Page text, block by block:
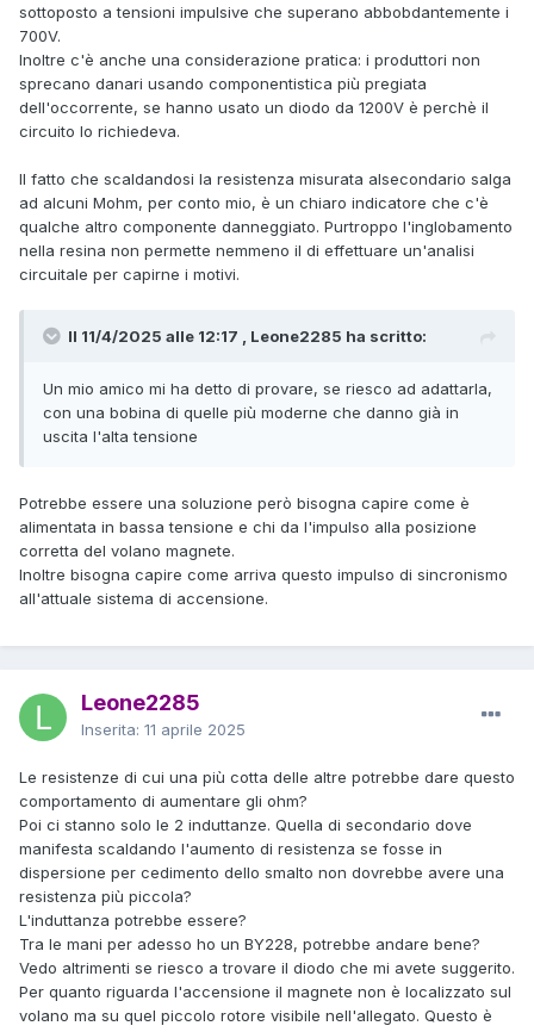
sottoposto a tensioni impulsive che superano abbobdantemente i
700V.
Inoltre c'è anche una considerazione pratica: i produttori non
sprecano danari usando componentistica più pregiata
dell'occorrente, se hanno usato un diodo da 1200V è perchè il
circuito lo richiedeva.
Il fatto che scaldandosi la resistenza misurata alsecondario salga
ad alcuni Mohm, per conto mio, è un chiaro indicatore che c'è
qualche altro componente danneggiato. Purtroppo l'inglobamento
nella resina non permette nemmeno il di effettuare un'analisi
circuitale per capirne i motivi.
Il 11/4/2025 alle 12:17 , Leone2285 ha scritto:
Un mio amico mi ha detto di provare, se riesco ad adattarla,
con una bobina di quelle più moderne che danno già in
uscita l'alta tensione
Potrebbe essere una soluzione però bisogna capire come è
alimentata in bassa tensione e chi da l'impulso alla posizione
corretta del volano magnete.
Inoltre bisogna capire come arriva questo impulso di sincronismo
all'attuale sistema di accensione.
Leone2285
Inserita: 11 aprile 2025
Le resistenze di cui una più cotta delle altre potrebbe dare questo
comportamento di aumentare gli ohm?
Poi ci stanno solo le 2 induttanze. Quella di secondario dove
manifesta scaldando l'aumento di resistenza se fosse in
dispersione per cedimento dello smalto non dovrebbe avere una
resistenza più piccola?
L'induttanza potrebbe essere?
Tra le mani per adesso ho un BY228, potrebbe andare bene?
Vedo altrimenti se riesco a trovare il diodo che mi avete suggerito.
Per quanto riguarda l'accensione il magnete non è localizzato sul
volano ma su quel piccolo rotore visibile nell'allegato. Questo è